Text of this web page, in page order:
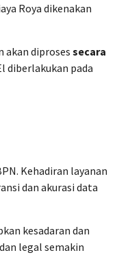
Roya dikenakan
akan diproses secara
diberlakukan pada
Kehadiran layanan
dan akurasi data
kesadaran dan
legal semakin